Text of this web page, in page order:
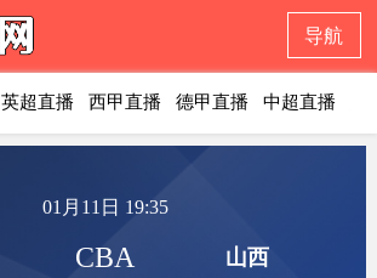
导航
英超直播 西甲直播 德甲直播 中超直播
01月11日 19:35
CBA 山西